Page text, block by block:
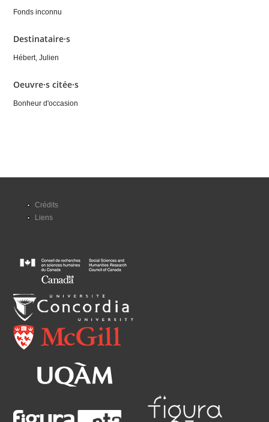
Fonds inconnu
Destinataire·s
Hébert, Julien
Oeuvre·s citée·s
Bonheur d'occasion
Crédits
Liens